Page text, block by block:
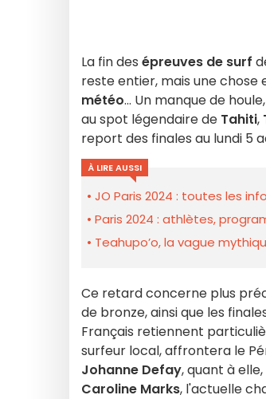
La fin des épreuves de surf
reste entier, mais une chose
météo... Un manque de
au spot légendaire de Tahiti,
report des finales au lundi 5
À LIRE AUSSI
JO Paris 2024 : toutes les
Paris 2024 : athlètes,
Teahupo’o, la vague
Ce retard concerne plus
de bronze, ainsi que les
Français retiennent
surfeur local, affrontera le
Johanne Defay, quant à
Caroline Marks, l'actuelle